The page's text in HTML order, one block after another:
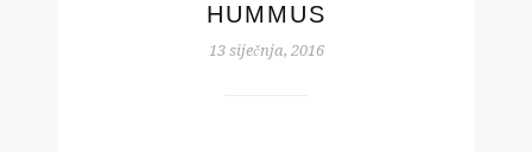
HUMMUS
13 siječnja, 2016